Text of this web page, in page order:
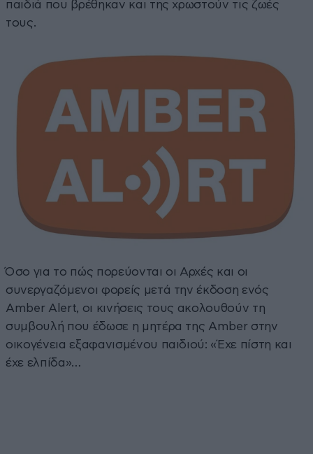
παιδιά που βρέθηκαν και της χρωστούν τις ζωές
τους.
Όσο για το πώς πορεύονται οι Αρχές και οι
συνεργαζόμενοι φορείς μετά την έκδοση ενός
Amber Alert, οι κινήσεις τους ακολουθούν τη
συμβουλή που έδωσε η μητέρα της Amber στην
οικογένεια εξαφανισμένου παιδιού: «Έχε πίστη και
έχε ελπίδα»…